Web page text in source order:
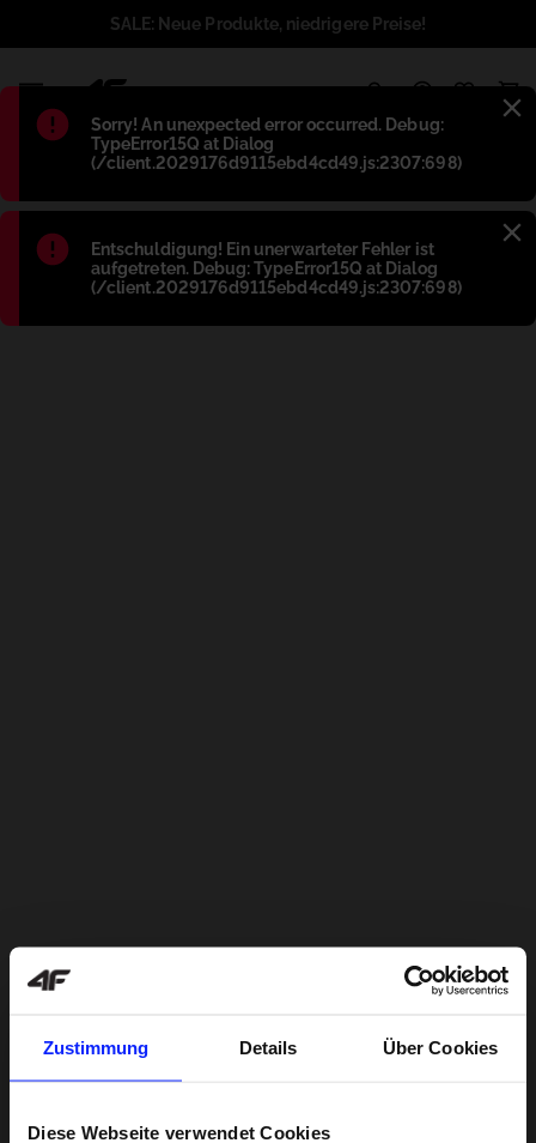
Zustimmung Details Über Cookies
Diese Webseite verwendet Cookies
Błąd:
Sorry! An unexpected error occurred. Debug:
TypeError15Q at Dialog
(/client.2029176d9115ebd4cd49.js:2307:698)
Błąd:
Entschuldigung! Ein unerwarteter Fehler ist
aufgetreten. Debug: TypeError15Q at Dialog
(/client.2029176d9115ebd4cd49.js:2307:698)
SALE: Neue Produkte, niedrigere Preise!